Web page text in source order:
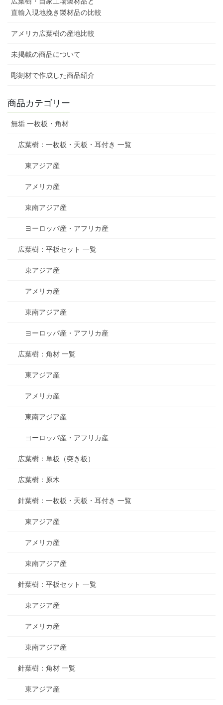
直輸入現地挽き製材品の比較
アメリカ広葉樹の産地比較
未掲載の商品について
彫刻材で作成した商品紹介
商品カテゴリー
無垢 一枚板・角材
広葉樹：一枚板・天板・耳付き 一覧
東アジア産
アメリカ産
東南アジア産
ヨーロッパ産・アフリカ産
広葉樹：平板セット 一覧
東アジア産
アメリカ産
東南アジア産
ヨーロッパ産・アフリカ産
広葉樹：角材 一覧
東アジア産
アメリカ産
東南アジア産
ヨーロッパ産・アフリカ産
広葉樹：単板（突き板）
広葉樹：原木
針葉樹：一枚板・天板・耳付き 一覧
東アジア産
アメリカ産
東南アジア産
針葉樹：平板セット 一覧
東アジア産
アメリカ産
東南アジア産
針葉樹：角材 一覧
東アジア産